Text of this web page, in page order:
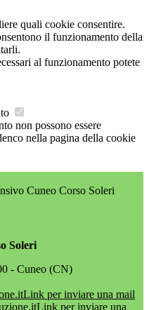
quali cookie consentire.
il funzionamento della
al funzionamento potete
non possono essere
nella pagina della cookie
Cuneo Corso Soleri
Soleri
- Cuneo (CN)
Link per inviare una mail
Link per inviare una